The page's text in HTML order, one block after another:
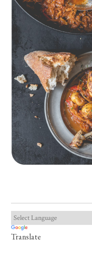
Geschmorte
Translate